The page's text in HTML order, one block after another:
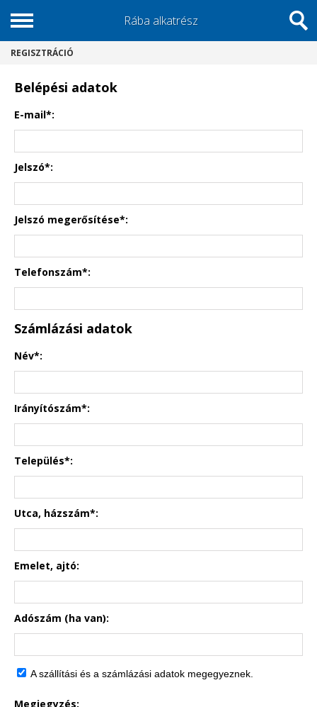
Rába alkatrész
REGISZTRÁCIÓ
Belépési adatok
E-mail*:
Jelszó*:
Jelszó megerősítése*:
Telefonszám*:
Számlázási adatok
Név*:
Irányítószám*:
Település*:
Utca, házszám*:
Emelet, ajtó:
Adószám (ha van):
A szállítási és a számlázási adatok megegyeznek.
Megjegyzés: